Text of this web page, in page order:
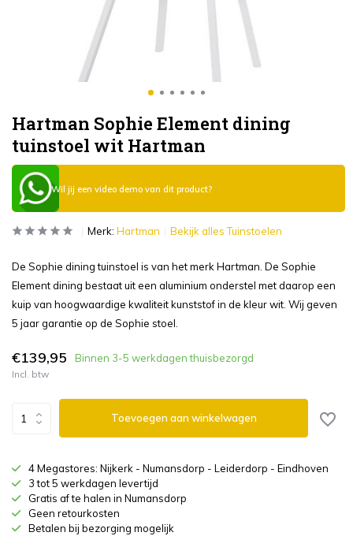
Hartman Sophie Element dining
tuinstoel wit Hartman
Wil jij een video demo van dit product?
Merk: Hartman Bekijk alles Tuinstoelen
De Sophie dining tuinstoel is van het merk Hartman. De Sophie
Element dining bestaat uit een aluminium onderstel met daarop een
kuip van hoogwaardige kwaliteit kunststof in de kleur wit. Wij geven
5 jaar garantie op de Sophie stoel.
€139,95 Binnen 3-5 werkdagen thuisbezorgd
Incl. btw
Toevoegen aan winkelwagen
4 Megastores: Nijkerk - Numansdorp - Leiderdorp - Eindhoven
3 tot 5 werkdagen levertijd
Gratis af te halen in Numansdorp
Geen retourkosten
Betalen bij bezorging mogelijk